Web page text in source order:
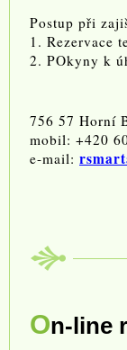
Postup při
1. Rezervace
2. POkyny k
756 57 Horní
mobil: +420
e-mail:
On-line